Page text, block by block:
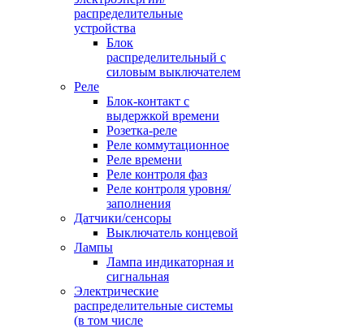
распределительные
устройства
Блок
распределительный с
силовым выключателем
Реле
Блок-контакт с
выдержкой времени
Розетка-реле
Реле коммутационное
Реле времени
Реле контроля фаз
Реле контроля уровня/
заполнения
Датчики/сенсоры
Выключатель концевой
Лампы
Лампа индикаторная и
сигнальная
Электрические
распределительные системы
(в том числе